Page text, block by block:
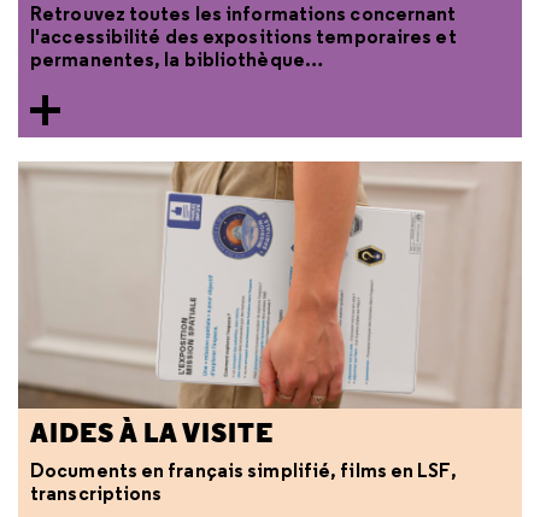
Retrouvez toutes les informations concernant
l'accessibilité des expositions temporaires et
permanentes, la bibliothèque…
AIDES À LA VISITE
Documents en français simplifié, films en LSF,
transcriptions